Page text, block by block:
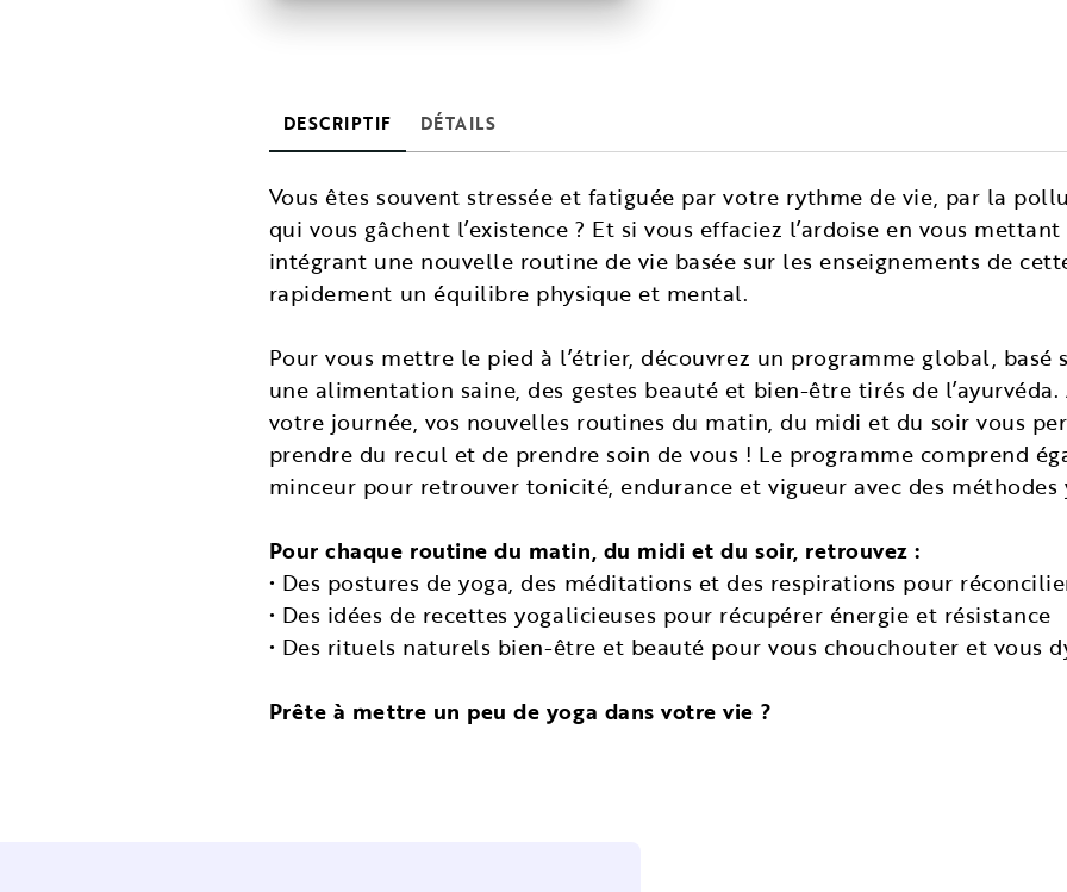
DESCRIPTIF DÉTAILS
Vous êtes souvent stressée et fatiguée par votre rythme de vie, par la
qui vous gâchent l’existence ? Et si vous effaciez l’ardoise en vous mettant
intégrant une nouvelle routine de vie basée sur les enseignements de
rapidement un équilibre physique et mental.
Pour vous mettre le pied à l’étrier, découvrez un programme global, basé
une alimentation saine, des gestes beauté et bien-être tirés de
votre journée, vos nouvelles routines du matin, du midi et du soir vous
prendre du recul et de prendre soin de vous ! Le programme comprend
minceur pour retrouver tonicité, endurance et vigueur avec des méthodes
Pour chaque routine du matin, du midi et du soir, retrouvez :
• Des postures de yoga, des méditations et des respirations pour
• Des idées de recettes yogalicieuses pour récupérer énergie et résistance
• Des rituels naturels bien-être et beauté pour vous chouchouter et vous
Prête à mettre un peu de yoga dans votre vie ?